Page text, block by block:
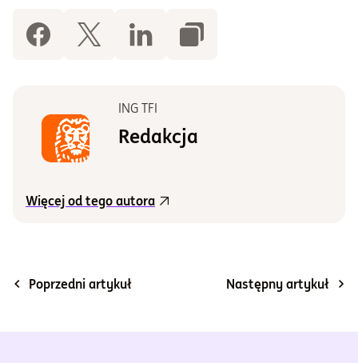
ING TFI
Redakcja
Więcej od tego autora
Poprzedni artykuł Następny artykuł